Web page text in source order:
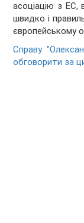
асоціацію з ЕС,
швидко і
європейському
Справу
обговорити за